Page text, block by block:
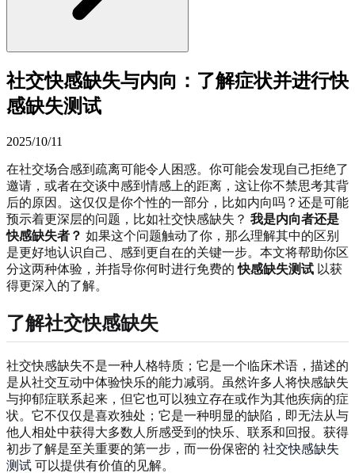
社交快感缺失与内向：了解症状并进行快
感缺失测试
2025/10/11
在社交场合感到疏离可能令人困惑。你可能会发现自己拒绝了
邀请，或者在交谈中感到情感上的距离，这让你不禁思考其背
后的原因。这仅仅是你个性的一部分，比如内向吗？还是可能
预示着更深层的问题，比如社交快感缺失？ 我是内向者还是
快感缺失者？ 如果这个问题触动了你，那么理解其中的区别
是更好地认识自己、感到更自在的关键一步。本文将帮助你区
分这两种体验，并指导你何时进行免费的快感缺失测试 以获
得更深入的了解。
了解社交快感缺失
社交快感缺失不是一种人格特质；它是一个临床术语，描述的
是从社交互动中体验快乐的能力减弱。虽然许多人将快感缺失
与抑郁症联系起来，但它也可以独立存在或作为其他疾病的症
状。它不仅仅是喜欢独处；它是一种明显的缺陷，即无法从与
他人相处中获得大多数人所感受到的快乐、联系和回报。获得
初步了解是至关重要的第一步，而一份保密的 社交快感缺失
测试 可以提供有价值的见解。